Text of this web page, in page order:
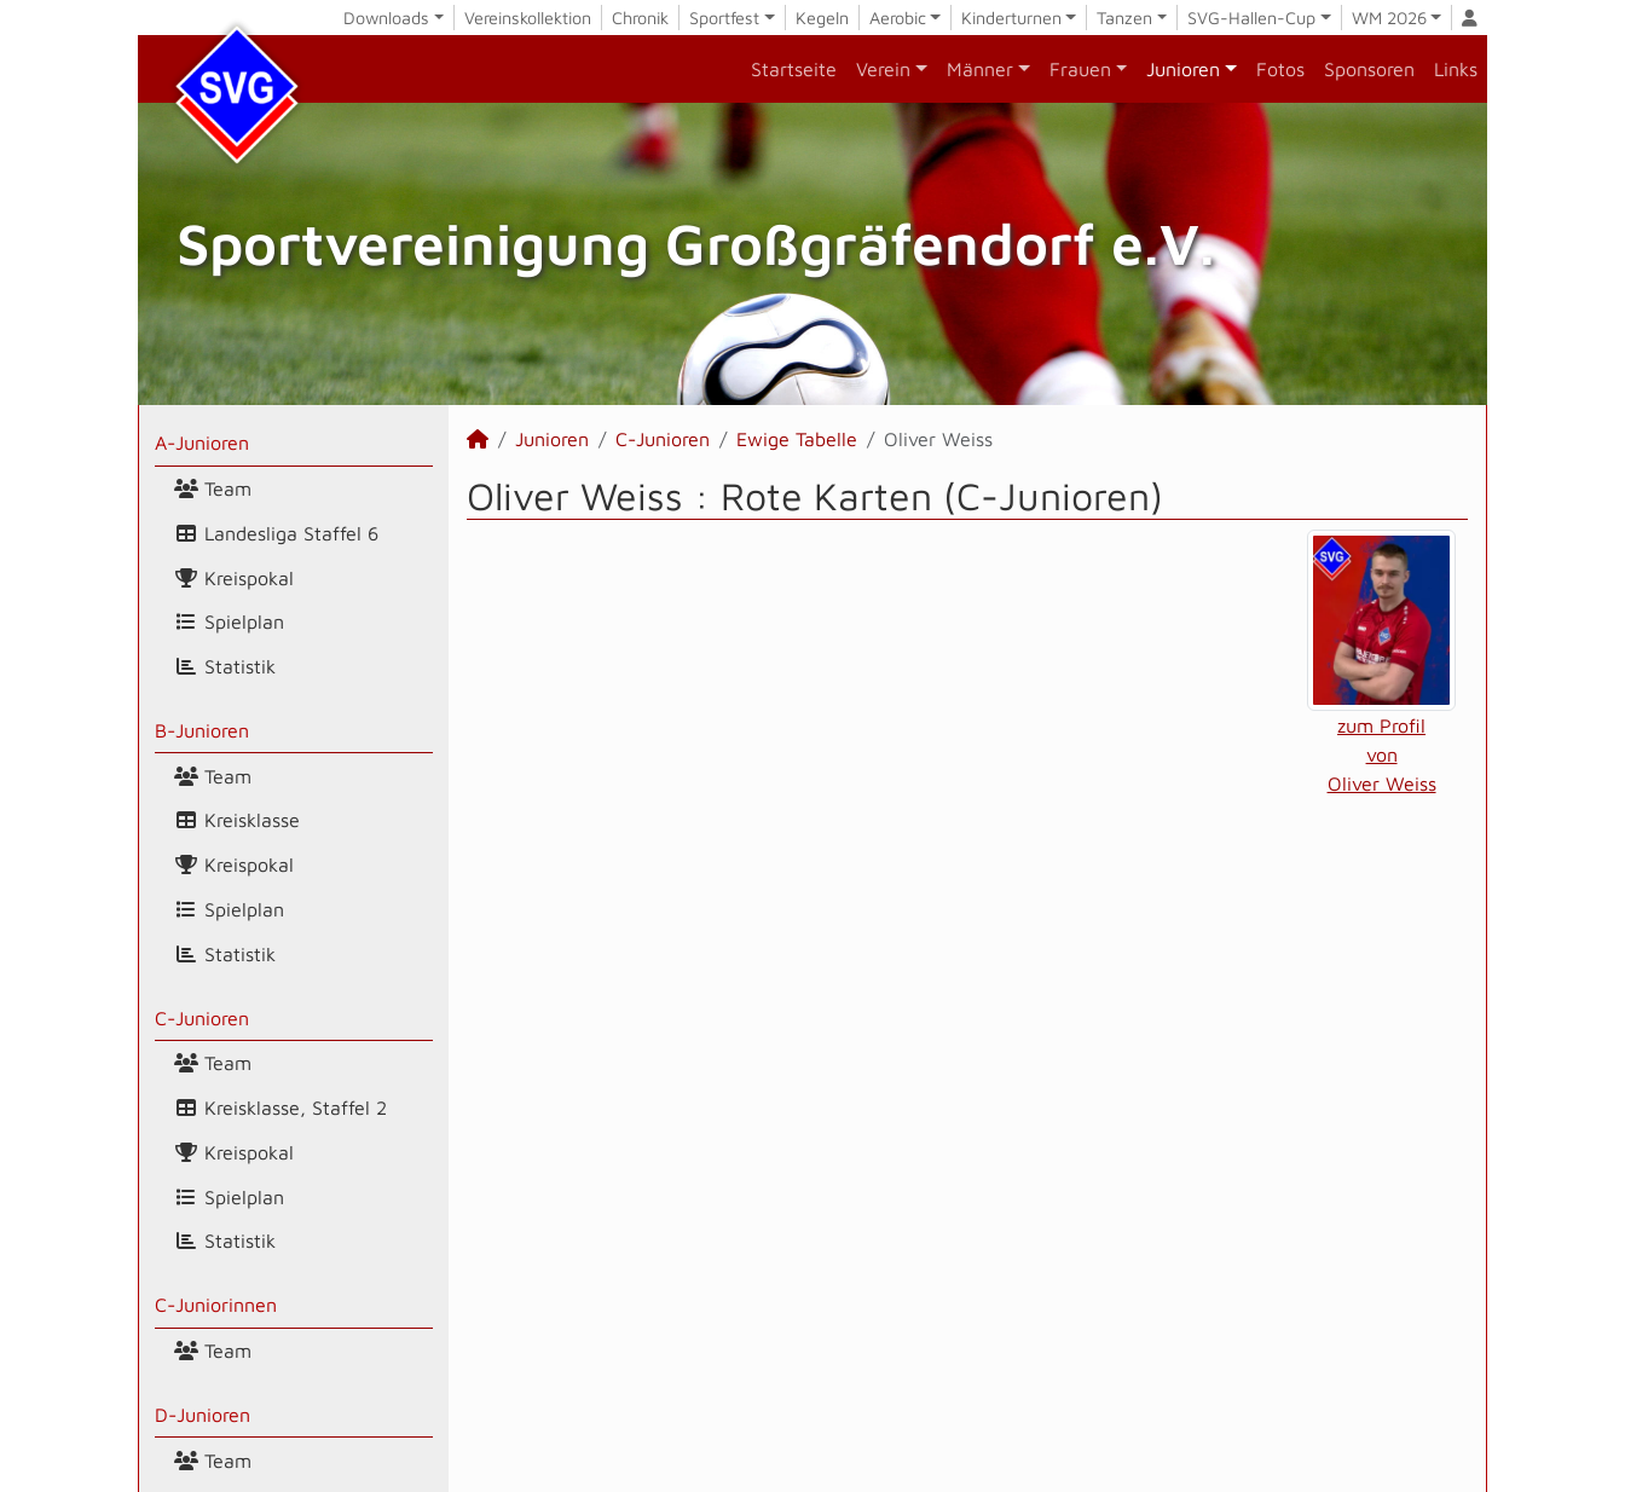
Downloads Vereinskollektion Chronik Sportfest Kegeln Aerobic Kinderturnen Tanzen SVG-Hallen-Cup WM 2026
Startseite Verein Männer Frauen Junioren Fotos Sponsoren Links
Sportvereinigung Großgräfendorf e.V.
A-Junioren
Team
Landesliga Staffel 6
Kreispokal
Spielplan
Statistik
B-Junioren
Team
Kreisklasse
Kreispokal
Spielplan
Statistik
C-Junioren
Team
Kreisklasse, Staffel 2
Kreispokal
Spielplan
Statistik
C-Juniorinnen
Team
D-Junioren
Team
Junioren C-Junioren Ewige Tabelle Oliver Weiss
Oliver Weiss : Rote Karten (C-Junioren)
zum Profil
von
Oliver Weiss